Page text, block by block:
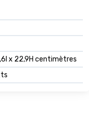
x 22,9H centimètres